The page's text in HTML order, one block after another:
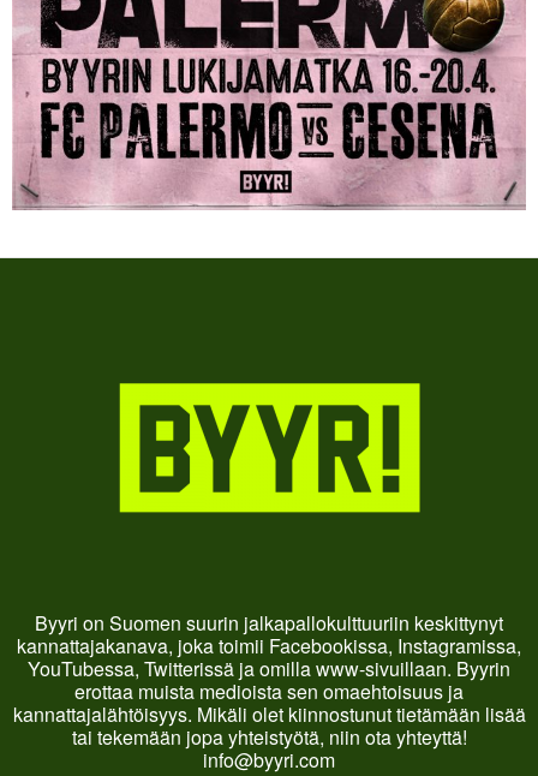
Byyri on Suomen suurin jalkapallokulttuuriin keskittynyt
kannattajakanava, joka toimii Facebookissa, Instagramissa,
YouTubessa, Twitterissä ja omilla www-sivuillaan. Byyrin
erottaa muista medioista sen omaehtoisuus ja
kannattajalähtöisyys. Mikäli olet kiinnostunut tietämään lisää
tai tekemään jopa yhteistyötä, niin ota yhteyttä!
info@byyri.com